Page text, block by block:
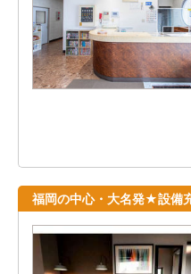
福岡の中心・大名発★設備